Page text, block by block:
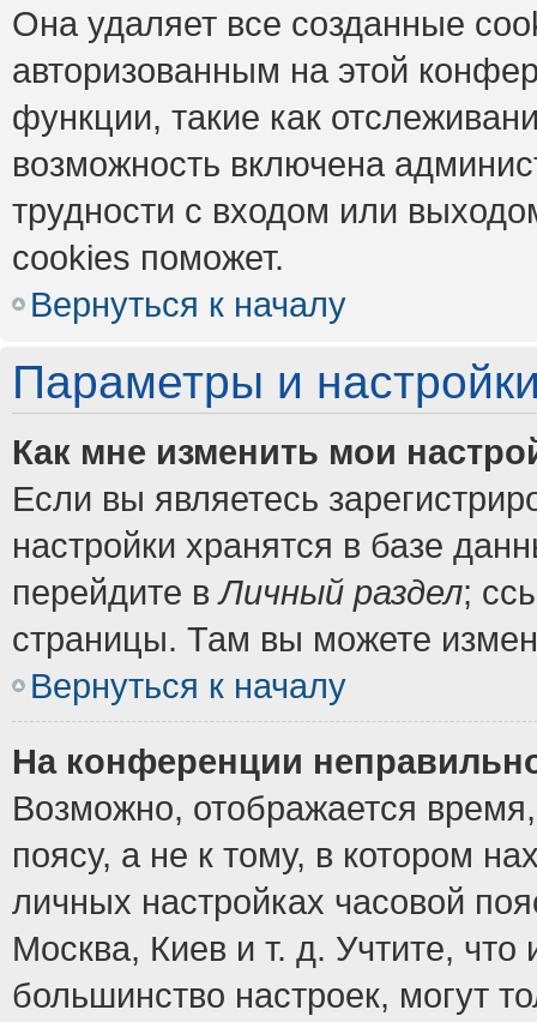
Она удаляет все созданные
авторизованным на этой
функции, такие как
возможность включена
трудности с входом или
cookies поможет.
Вернуться к началу
Параметры и
Как мне изменить мои
Если вы являетесь
настройки хранятся в базе
перейдите вЛичный раздел;
страницы. Там вы можете
Вернуться к началу
На конференции
Возможно, отображается
поясу, а не к тому, в котором
личных настройках часовой
Москва, Киев и т. д. Учтите, что
большинство настроек, могут